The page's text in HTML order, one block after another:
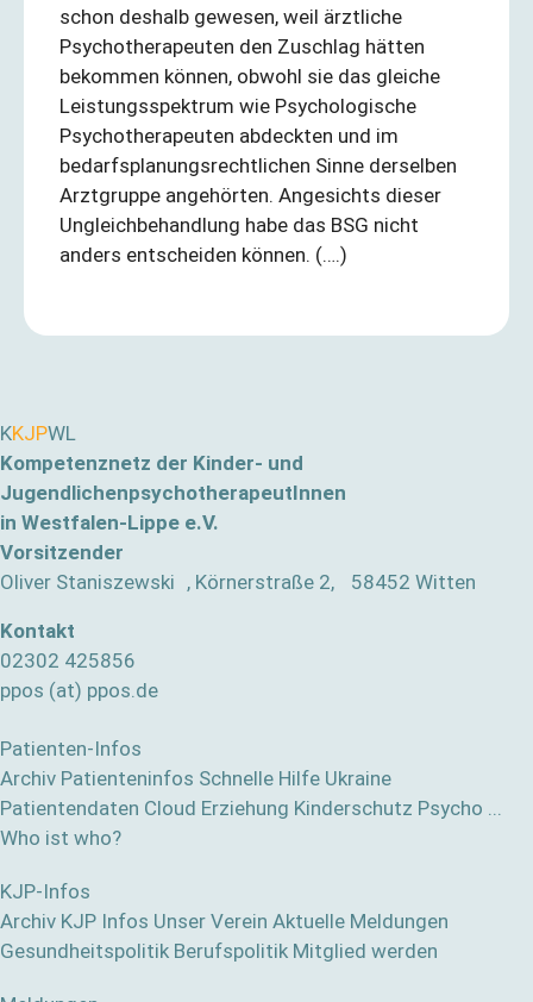
schon deshalb gewesen, weil ärztliche
Psychotherapeuten den Zuschlag hätten
bekommen können, obwohl sie das gleiche
Leistungsspektrum wie Psychologische
Psychotherapeuten abdeckten und im
bedarfsplanungsrechtlichen Sinne derselben
Arztgruppe angehörten. Angesichts dieser
Ungleichbehandlung habe das BSG nicht
anders entscheiden können. (….)
KKJPWL
Kompetenznetz der Kinder- und
JugendlichenpsychotherapeutInnen
in Westfalen-Lippe e.V.
Vorsitzender
Oliver Staniszewski , Körnerstraße 2, 58452 Witten
Kontakt
02302 425856
ppos (at) ppos.de
Patienten-Infos
Archiv Patienteninfos Schnelle Hilfe Ukraine
Patientendaten Cloud Erziehung Kinderschutz Psycho ...
Who ist who?
KJP-Infos
Archiv KJP Infos Unser Verein Aktuelle Meldungen
Gesundheitspolitik Berufspolitik Mitglied werden